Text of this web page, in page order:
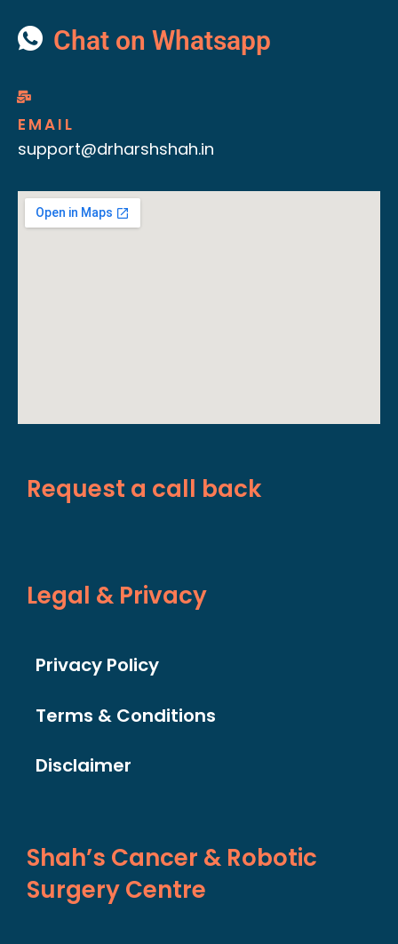
Chat on Whatsapp
EMAIL
support@drharshshah.in
Request a call back
Legal & Privacy
Privacy Policy
Terms & Conditions
Disclaimer
Shah’s Cancer & Robotic
Surgery Centre